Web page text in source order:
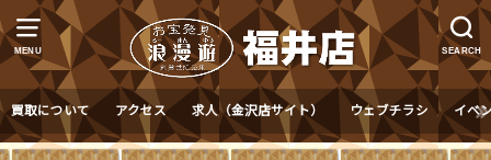
MENU SEARCH
買取について アクセス 求人（金沢店サイト） ウェブチラシ イベ